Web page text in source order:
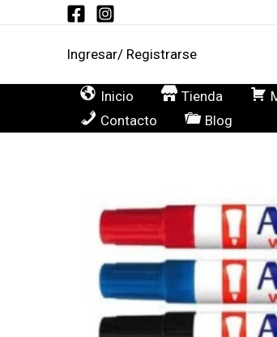
Ingresar/ Registrarse
Inicio Tienda
Contacto
Blog